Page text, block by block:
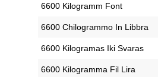
‎6600 Kilogramm Font
‎6600 Chilogrammo In Libbra
‎6600 Kilogramas Iki Svaras
‎6600 Kilogramma Fil Lira